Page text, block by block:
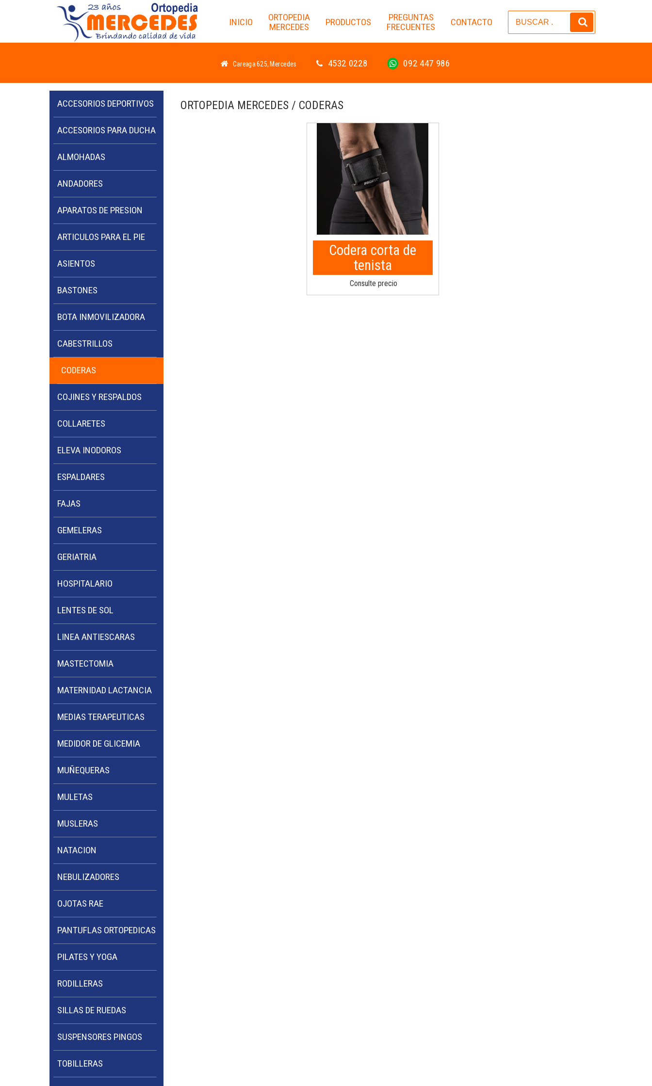
INICIO
ORTOPEDIA
MERCEDES
PRODUCTOS
PREGUNTAS
FRECUENTES
CONTACTO
Careaga 625, Mercedes 4532 0228 092 447 986
ACCESORIOS DEPORTIVOS
ACCESORIOS PARA DUCHA
ALMOHADAS
ANDADORES
APARATOS DE PRESION
ARTICULOS PARA EL PIE
ASIENTOS
BASTONES
BOTA INMOVILIZADORA
CABESTRILLOS
CODERAS
COJINES Y RESPALDOS
COLLARETES
ELEVA INODOROS
ESPALDARES
FAJAS
GEMELERAS
GERIATRIA
HOSPITALARIO
LENTES DE SOL
LINEA ANTIESCARAS
MASTECTOMIA
MATERNIDAD LACTANCIA
MEDIAS TERAPEUTICAS
MEDIDOR DE GLICEMIA
MUÑEQUERAS
MULETAS
MUSLERAS
NATACION
NEBULIZADORES
OJOTAS RAE
PANTUFLAS ORTOPEDICAS
PILATES Y YOGA
RODILLERAS
SILLAS DE RUEDAS
SUSPENSORES PINGOS
TOBILLERAS
ORTOPEDIA MERCEDES / CODERAS
Codera corta de
tenista
Consulte precio